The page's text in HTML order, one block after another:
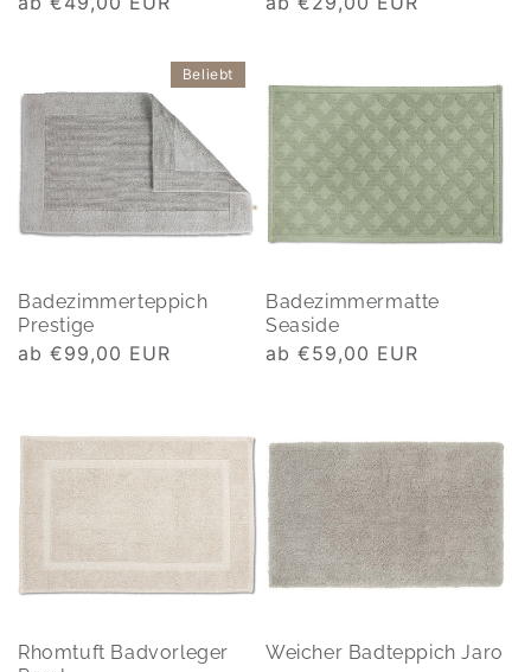
Badezimmerteppich
Prestige
Normaler
ab €99,00 EUR
Beliebt
Badezimmermatte
Seaside
Normaler
ab €59,00 EUR
Rhomtuft Badvorleger
Weicher Badteppich Jaro